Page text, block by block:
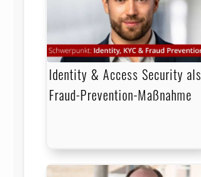
Identity & Access Security als
Fraud-Prevention-Maßnahme